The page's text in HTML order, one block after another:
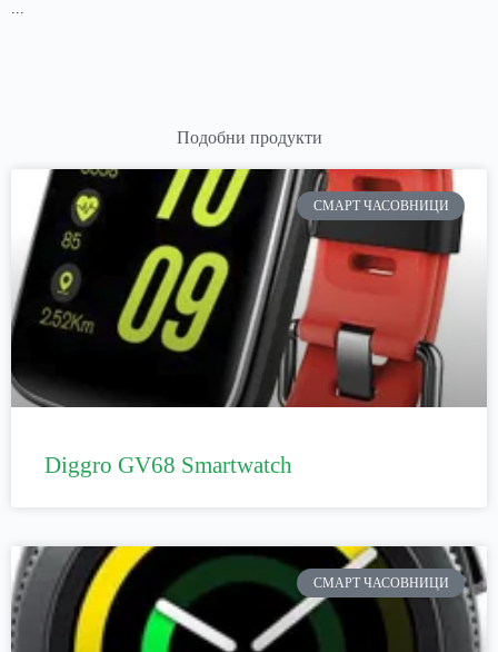
Подобни продукти
СМАРТ ЧАСОВНИЦИ
Diggro GV68 Smartwatch
СМАРТ ЧАСОВНИЦИ